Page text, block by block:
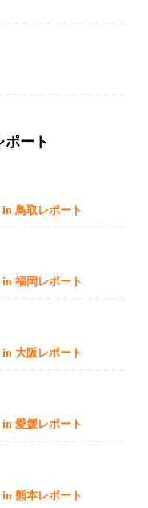
ート
鳥取レポート
福岡レポート
大阪レポート
愛媛レポート
熊本レポート